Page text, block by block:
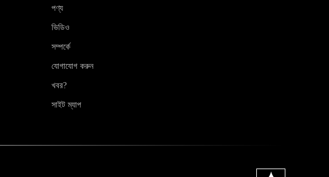
পণ্য
ভিডিও
সম্পর্কে
যোগাযোগ করুন
খবর?
সাইট ম্যাপ